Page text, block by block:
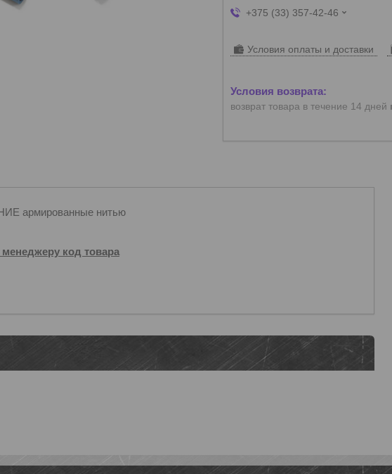
+375 (33) 357-42-46
Условия оплаты и доставки
возврат товара в течение 14 дней
армированные нитью
менеджеру код товара